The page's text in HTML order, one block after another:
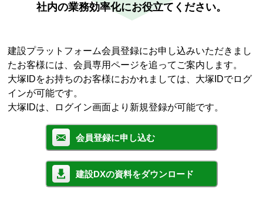
社内の業務効率化にお役立てください。
建設プラットフォーム会員登録にお申し込みいただきまし
たお客様には、会員専用ページを追ってご案内します。
大塚IDをお持ちのお客様におかれましては、大塚IDでログ
インが可能です。
大塚IDは、ログイン画面より新規登録が可能です。
会員登録に申し込む
建設DXの資料をダウンロード